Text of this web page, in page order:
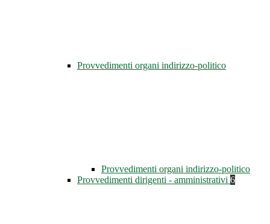
Provvedimenti organi indirizzo-politico
Provvedimenti organi indirizzo-politico
Provvedimenti dirigenti - amministrativi 6